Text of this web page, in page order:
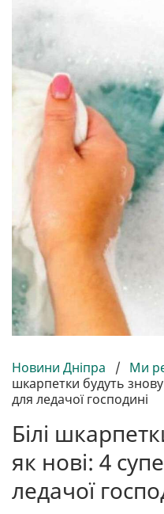
Новини Дніпра / Ми
шкарпетки будуть
для ледачої господині
Білі
як нові: 4
ледачої